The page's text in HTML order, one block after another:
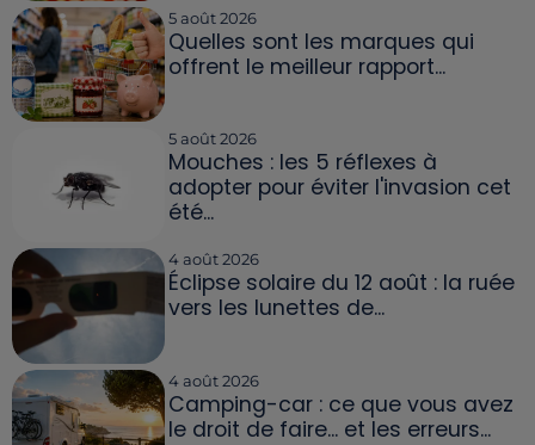
5 août 2026
Quelles sont les marques qui
offrent le meilleur rapport...
5 août 2026
Mouches : les 5 réflexes à
adopter pour éviter l'invasion cet
été...
4 août 2026
Éclipse solaire du 12 août : la ruée
vers les lunettes de...
4 août 2026
Camping-car : ce que vous avez
le droit de faire... et les erreurs...